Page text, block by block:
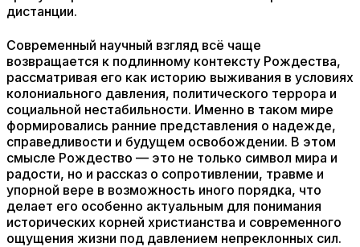
дистанции.
Современный научный взгляд всё чаще
возвращается к подлинному контексту Рождества,
рассматривая его как историю выживания в условиях
колониального давления, политического террора и
социальной нестабильности. Именно в таком мире
формировались ранние представления о надежде,
справедливости и будущем освобождении. В этом
смысле Рождество — это не только символ мира и
радости, но и рассказ о сопротивлении, травме и
упорной вере в возможность иного порядка, что
делает его особенно актуальным для понимания
исторических корней христианства и современного
ощущения жизни под давлением непреклонных сил.